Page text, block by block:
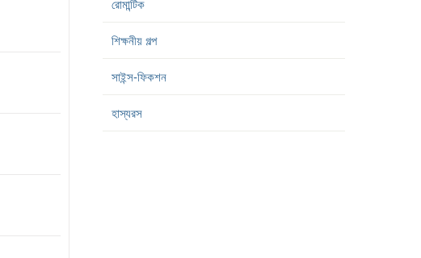
রোমান্টিক
শিক্ষনীয় গল্প
সাইন্স-ফিকশন
হাস্যরস